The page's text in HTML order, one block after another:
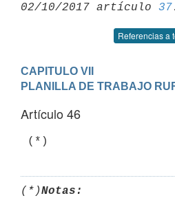
02/10/2017 artículo 37
Referencias a
CAPITULO VII
PLANILLA DE TRABAJO
Artículo 46
(*)
(*)Notas: